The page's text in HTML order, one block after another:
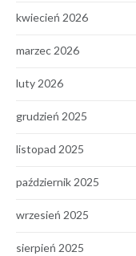
kwiecień 2026
marzec 2026
luty 2026
grudzień 2025
listopad 2025
październik 2025
wrzesień 2025
sierpień 2025